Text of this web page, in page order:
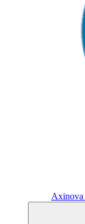
Axinova